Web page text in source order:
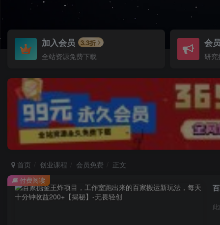
加入会员 3.3折
全站资源免费下载
会
研究
首页 创业课程 会员免费 正文
付费阅读